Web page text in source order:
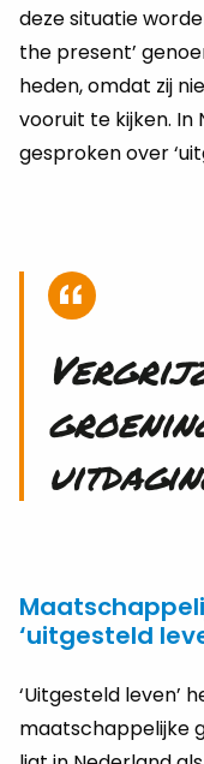
deze si­tu­a­tie
the pre­sent’
heden, omdat zij
voor­uit te kij­ken.
ge­spro­ken over
‘uitgesteld
‘Uit­ge­steld leven’
maat­schap­pe­lij­ke